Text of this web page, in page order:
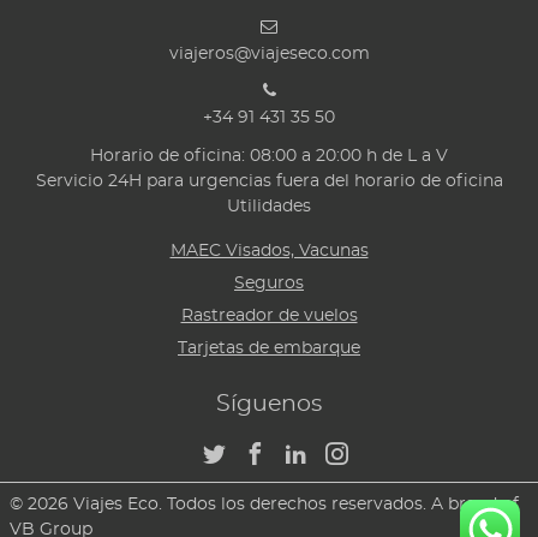
viajeros@viajeseco.com
+34 91 431 35 50
Horario de oficina: 08:00 a 20:00 h de L a V
Servicio 24H para urgencias fuera del horario de oficina
Utilidades
MAEC Visados, Vacunas
Seguros
Rastreador de vuelos
Tarjetas de embarque
Síguenos
© 2026 Viajes Eco. Todos los derechos reservados. A brand of
VB Group